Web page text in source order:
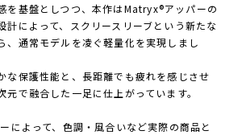
を基盤としつつ、本作はMatryx®アッパーの
計によって、スクリースリーブという新たな
、通常モデルを凌ぐ軽量化を実現しまし
な保護性能と、長距離でも疲れを感じさせ
元で融合した一足に仕上がっています。
によって、色調・風合いなど実際の商品と